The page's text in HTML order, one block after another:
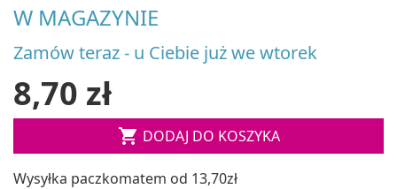
W MAGAZYNIE
Zamów teraz - u Ciebie już we wtorek
8,70 zł
 DODAJ DO KOSZYKA
Wysyłka paczkomatem od 13,70zł